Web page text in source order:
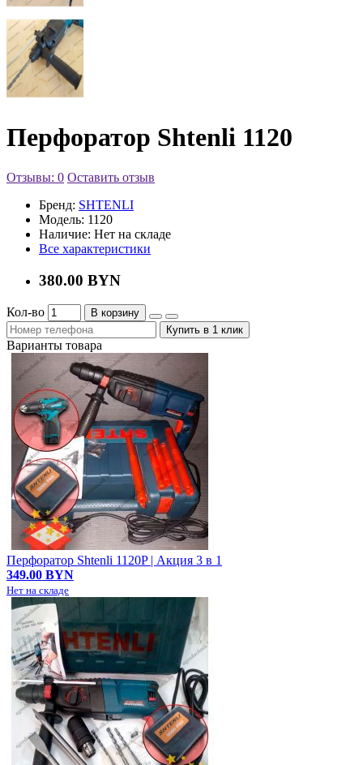
Перфоратор Shtenli 1120
Отзывы: 0 Оставить отзыв
Бренд: SHTENLI
Модель: 1120
Наличие: Нет на складе
Все характеристики
380.00 BYN
Кол-во
В корзину
Купить в 1 клик
Варианты товара
Перфоратор Shtenli 1120P | Акция 3 в 1
349.00 BYN
Нет на складе